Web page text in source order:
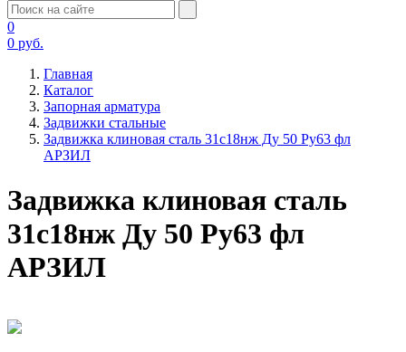
0
0 руб.
Главная
Каталог
Запорная арматура
Задвижки стальные
Задвижка клиновая сталь 31с18нж Ду 50 Ру63 фл
АРЗИЛ
Задвижка клиновая сталь
31с18нж Ду 50 Ру63 фл
АРЗИЛ